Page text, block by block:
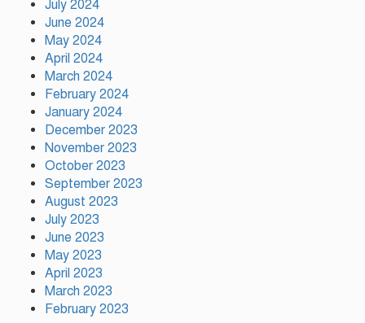
July 2024
June 2024
May 2024
April 2024
March 2024
February 2024
January 2024
December 2023
November 2023
October 2023
September 2023
August 2023
July 2023
June 2023
May 2023
April 2023
March 2023
February 2023